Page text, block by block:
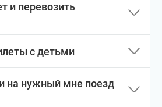
и перевозить
с детьми
на нужный мне поезд